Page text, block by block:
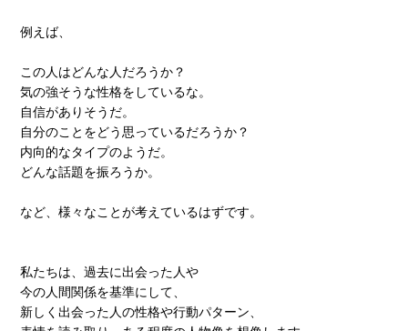
例えば、
この人はどんな人だろうか？
気の強そうな性格をしているな。
自信がありそうだ。
自分のことをどう思っているだろうか？
内向的なタイプのようだ。
どんな話題を振ろうか。
など、様々なことが考えているはずです。
私たちは、過去に出会った人や
今の人間関係を基準にして、
新しく出会った人の性格や行動パターン、